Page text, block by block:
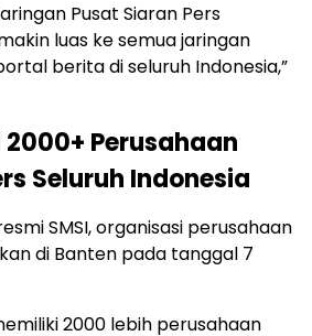
Pusat Siaran Pers
luas ke semua jaringan
berita di seluruh Indonesia,”
2000+ Perusahaan
Seluruh Indonesia
SMSI, organisasi perusahaan
di Banten pada tanggal 7
2000 lebih perusahaan